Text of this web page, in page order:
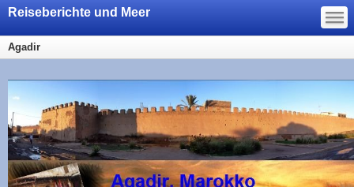
Reiseberichte und Meer —
—
—
Agadir